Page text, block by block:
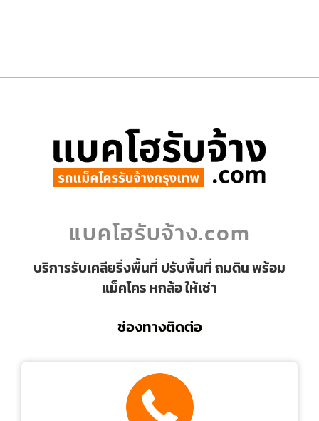
แบคโฮรับจ้าง.com
บริการรับเคลียริ่งพื้นที่ ปรับพื้นที่ ถมดิน พร้อม
แม็คโคร หกล้อ ให้เช่า
ช่องทางติดต่อ